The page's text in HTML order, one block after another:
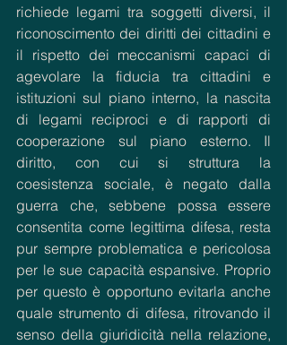
richiede legami tra soggetti diversi, il
riconoscimento dei diritti dei cittadini e
il rispetto dei meccanismi capaci di
agevolare la fiducia tra cittadini e
istituzioni sul piano interno, la nascita
di legami reciproci e di rapporti di
cooperazione sul piano esterno. Il
diritto, con cui si struttura la
coesistenza sociale, è negato dalla
guerra che, sebbene possa essere
consentita come legittima difesa, resta
pur sempre problematica e pericolosa
per le sue capacità espansive. Proprio
per questo è opportuno evitarla anche
quale strumento di difesa, ritrovando il
senso della giuridicità nella relazione,